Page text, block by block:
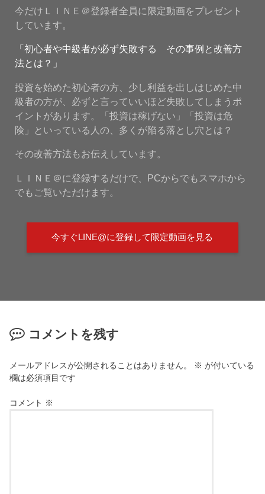
今だけＬＩＮＥ＠登録者全員に限定動画をプレゼント
しています。
「初心者や中級者が必ず失敗する その事例と改善方
法とは？」
投資を始めた初心者の方、少し利益を出しはじめた中
級者の方が、必ずと言っていいほど失敗してしまうポ
イントがあります。「投資は稼げない」「投資は危
険」といっている人の、多くが陥る落とし穴とは？
その改善方法もお伝えしています。
ＬＩＮＥ＠に登録するだけで、PCからでもスマホから
でもご覧いただけます。
今すぐLINE@に登録して限定動画を見る
コメントを残す
メールアドレスが公開されることはありません。 ※ が付いている
欄は必須項目です
コメント ※